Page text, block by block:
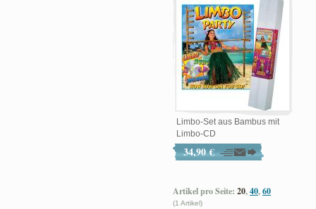
Limbo-Set aus Bambus mit
Limbo-CD
34,90 €
Artikel pro Seite: 20,40,60
(1 Artikel)